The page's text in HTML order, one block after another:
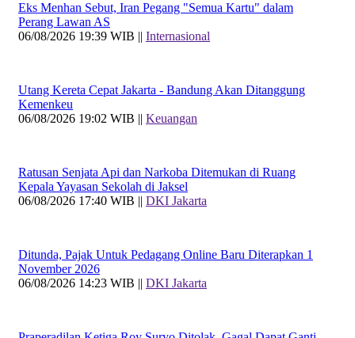
Eks Menhan Sebut, Iran Pegang "Semua Kartu" dalam
Perang Lawan AS
06/08/2026 19:39 WIB || Internasional
Utang Kereta Cepat Jakarta - Bandung Akan Ditanggung
Kemenkeu
06/08/2026 19:02 WIB || Keuangan
Ratusan Senjata Api dan Narkoba Ditemukan di Ruang
Kepala Yayasan Sekolah di Jaksel
06/08/2026 17:40 WIB || DKI Jakarta
Ditunda, Pajak Untuk Pedagang Online Baru Diterapkan 1
November 2026
06/08/2026 14:23 WIB || DKI Jakarta